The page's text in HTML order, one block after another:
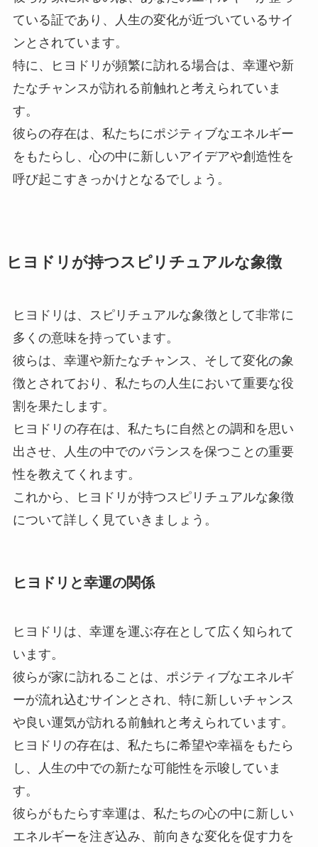
ている証であり、人生の変化が近づいているサイ
ンとされています。
特に、ヒヨドリが頻繁に訪れる場合は、幸運や新
たなチャンスが訪れる前触れと考えられていま
す。
彼らの存在は、私たちにポジティブなエネルギー
をもたらし、心の中に新しいアイデアや創造性を
呼び起こすきっかけとなるでしょう。
ヒヨドリが持つスピリチュアルな象徴
ヒヨドリは、スピリチュアルな象徴として非常に
多くの意味を持っています。
彼らは、幸運や新たなチャンス、そして変化の象
徴とされており、私たちの人生において重要な役
割を果たします。
ヒヨドリの存在は、私たちに自然との調和を思い
出させ、人生の中でのバランスを保つことの重要
性を教えてくれます。
これから、ヒヨドリが持つスピリチュアルな象徴
について詳しく見ていきましょう。
ヒヨドリと幸運の関係
ヒヨドリは、幸運を運ぶ存在として広く知られて
います。
彼らが家に訪れることは、ポジティブなエネルギ
ーが流れ込むサインとされ、特に新しいチャンス
や良い運気が訪れる前触れと考えられています。
ヒヨドリの存在は、私たちに希望や幸福をもたら
し、人生の中での新たな可能性を示唆していま
す。
彼らがもたらす幸運は、私たちの心の中に新しい
エネルギーを注ぎ込み、前向きな変化を促す力を